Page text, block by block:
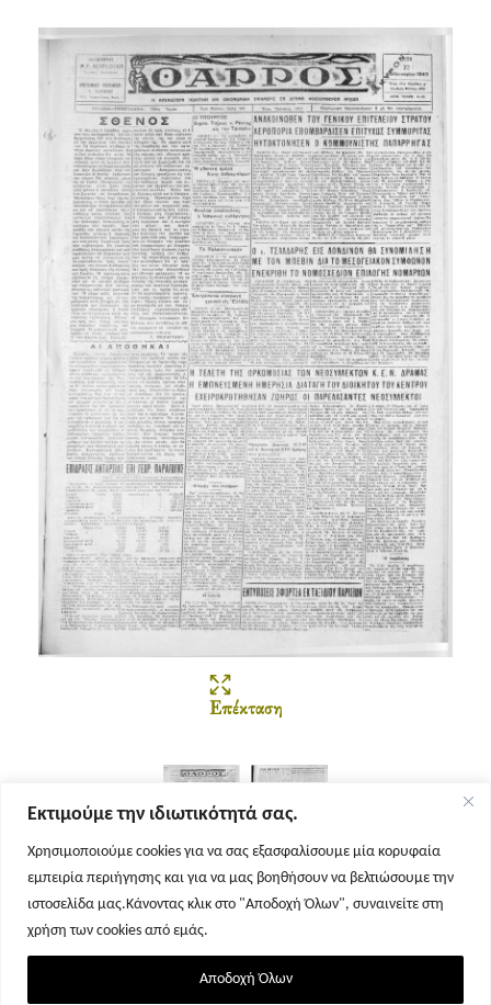
Εκτιμούμε την ιδιωτικότητά σας.
Χρησιμοποιούμε cookies για να σας εξασφαλίσουμε μία κορυφαία
εμπειρία περιήγησης και για να μας βοηθήσουν να βελτιώσουμε την
ιστοσελίδα μας.Κάνοντας κλικ στο "Αποδοχή Όλων", συναινείτε στη
χρήση των cookies από εμάς.
Αποδοχή Όλων
Επέκταση
Σελίδα 1 Σελίδα 2